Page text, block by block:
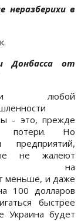
неразберихи в
Донбасса от
любой
- это, прежде
потери. Но
предприятий,
не жалеют
на
меньше, и даже
100 долларов
быстрее
Украина будет